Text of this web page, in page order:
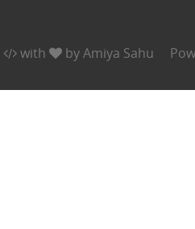
with byAmiya Sahu